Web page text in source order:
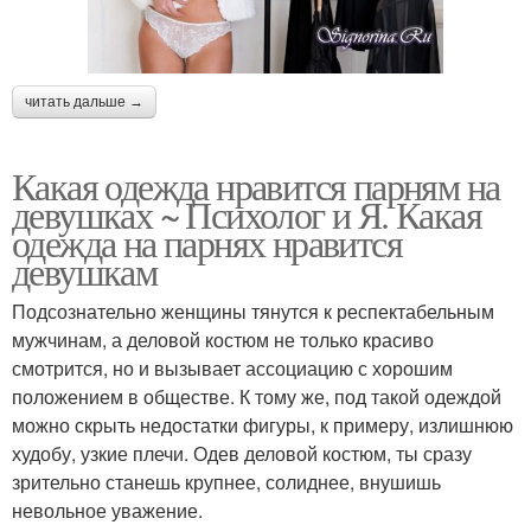
читать дальше →
Какая одежда нравится парням на
девушках ~ Психолог и Я. Какая
одежда на парнях нравится
девушкам
Подсознательно женщины тянутся к респектабельным
мужчинам, а деловой костюм не только красиво
смотрится, но и вызывает ассоциацию с хорошим
положением в обществе. К тому же, под такой одеждой
можно скрыть недостатки фигуры, к примеру, излишнюю
худобу, узкие плечи. Одев деловой костюм, ты сразу
зрительно станешь крупнее, солиднее, внушишь
невольное уважение.